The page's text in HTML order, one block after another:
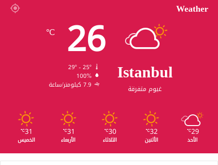
Weather
Istanbul
غيوم متفرقة
26
℃
29º - 25º
100%
7.9 كيلومتر/ساعة
29
℃
الأحد
32
℃
الأثنين
30
℃
الثلاثاء
31
℃
الأربعاء
31
℃
الخميس